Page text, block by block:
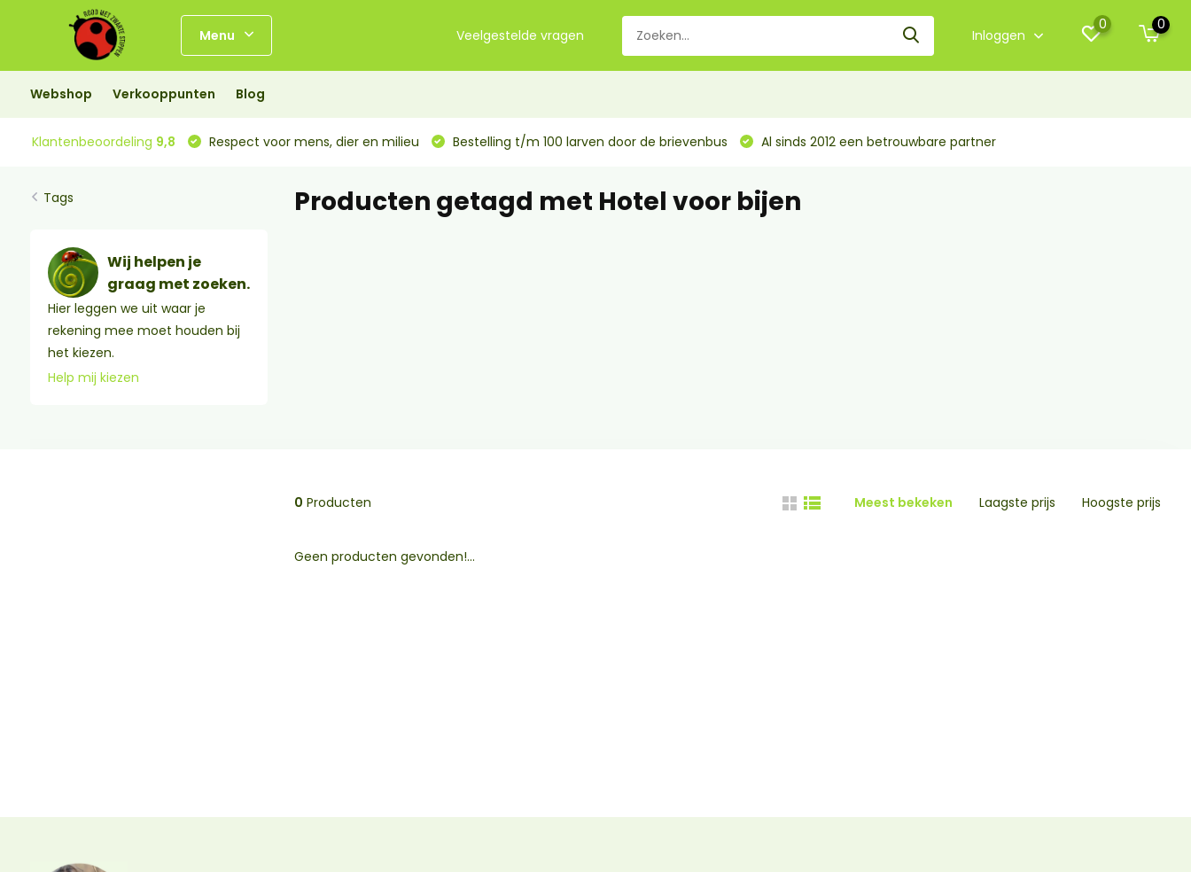
Menu Veelgestelde vragen Inloggen
0 0
Webshop Verkooppunten Blog
Klantenbeoordeling 9,8 Respect voor mens, dier en milieu Bestelling t/m 100 larven door de brievenbus Al sinds 2012 een betrouwbare partner
Tags
Wij helpen je
graag met zoeken.
Hier leggen we uit waar je
rekening mee moet houden bij
het kiezen.
Help mij kiezen
Producten getagd met Hotel voor bijen
0 Producten Meest bekeken Laagste prijs Hoogste prijs
Geen producten gevonden!...